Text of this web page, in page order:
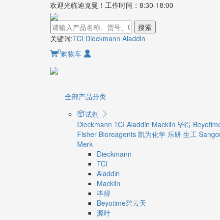
欢迎光临迪克曼！工作时间：8:30-18:00
搜索
关键词:TCI Dieckmann Aladdin
0购物车
全部产品分类
试剂
Dieckmann TCI Aladdin Macklin 毕得
Fisher Bioreagents 凯为化学 乐研 生工
Merk
Dieckmann
TCI
Aladdin
Macklin
毕得
Beyotime碧云天
源叶